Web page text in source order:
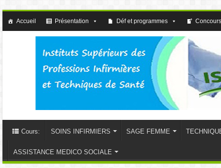
Accueil Présentation Déf et programmes
Cours: SOINS INFIRMIERS SAGE FEMME
ASSISTANCE MEDICO SOCIALE